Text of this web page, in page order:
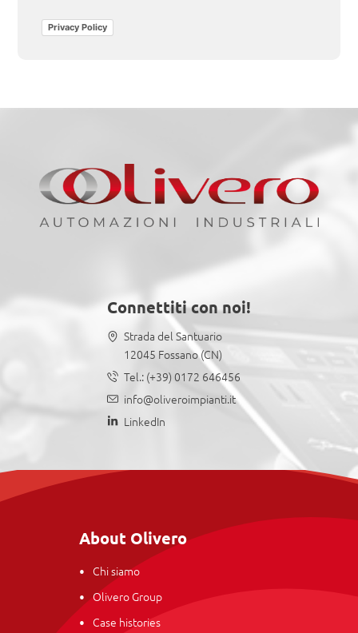
Privacy Policy
About Olivero
Chi siamo
Olivero Group
Case histories
Connettiti con noi!
Strada del Santuario
12045 Fossano (CN)
Tel.: (+39) 0172 646456
info@oliveroimpianti.it
LinkedIn